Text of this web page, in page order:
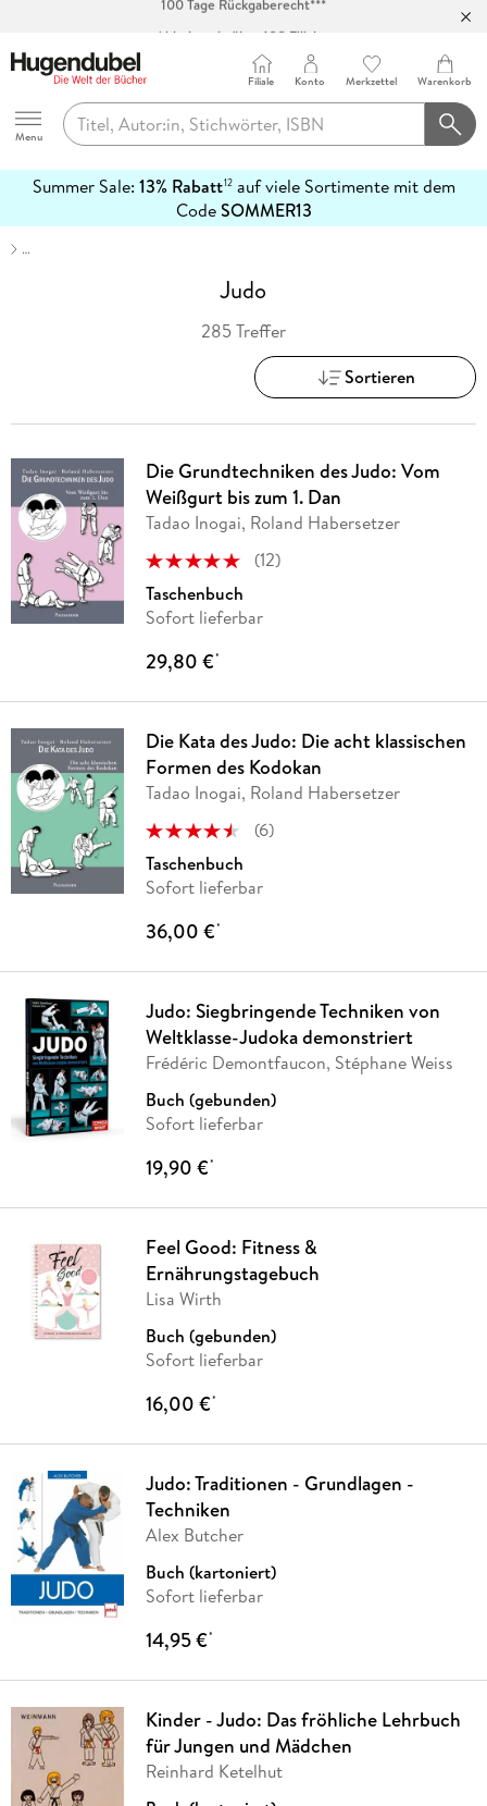
Abholung in über 100 Filialen
Hugendubel
Menu
Filiale Konto Merkzettel Warenkorb
Summer Sale: 13% Rabatt12auf viele Sortimente mit dem
CodeSOMMER13
erfahren
…
Judo
285 Treffer
Sortieren
Die Grundtechniken des Judo: Vom
Weißgurt bis zum 1. Dan
Tadao Inogai, Roland Habersetzer
(12)
Taschenbuch
Sofort lieferbar
29,80 €*
Die Kata des Judo: Die acht klassischen
Formen des Kodokan
Tadao Inogai, Roland Habersetzer
(6)
Taschenbuch
Sofort lieferbar
36,00 €*
Judo: Siegbringende Techniken von
Weltklasse-Judoka demonstriert
Frédéric Demontfaucon, Stéphane Weiss
Buch (gebunden)
Sofort lieferbar
19,90 €*
Feel Good: Fitness &
Ernährungstagebuch
Lisa Wirth
Buch (gebunden)
Sofort lieferbar
16,00 €*
Judo: Traditionen - Grundlagen -
Techniken
Alex Butcher
Buch (kartoniert)
Sofort lieferbar
14,95 €*
Kinder - Judo: Das fröhliche Lehrbuch
für Jungen und Mädchen
Reinhard Ketelhut